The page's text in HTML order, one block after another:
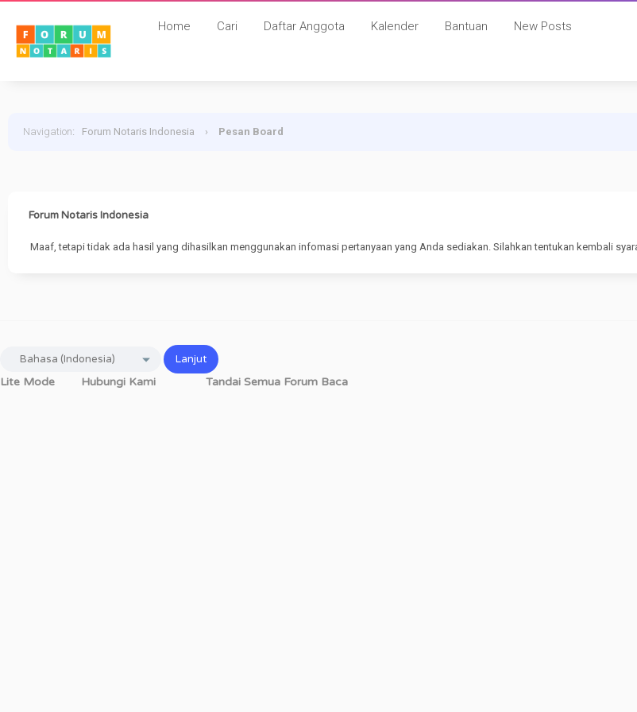
Home Cari Daftar Anggota Kalender Bantuan New Posts
Navigation: Forum Notaris Indonesia › Pesan Board
Forum Notaris Indonesia
Maaf, tetapi tidak ada hasil yang dihasilkan menggunakan infomasi pertanyaan yang Anda sediakan. Silahkan tentukan kembali
Lite Mode Hubungi Kami Tandai Semua Forum Baca